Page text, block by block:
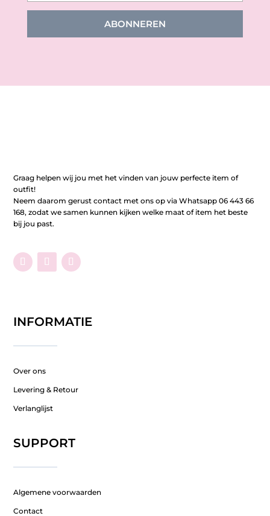
ABONNEREN
Graag helpen wij jou met het vinden van jouw perfecte item of
outfit!
Neem daarom gerust contact met ons op via Whatsapp 06 443 66
168, zodat we samen kunnen kijken welke maat of item het beste
bij jou past.
INFORMATIE
Over ons
Levering & Retour
Verlanglijst
SUPPORT
Algemene voorwaarden
Contact